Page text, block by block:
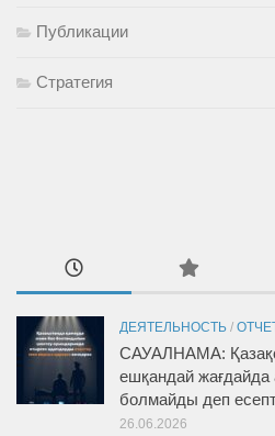
Публикации
Стратегия
ДЕЯТЕЛЬНОСТЬ /
САУАЛНАМА:
ешқандай жағдайда
болмайды деп
26.06.2026